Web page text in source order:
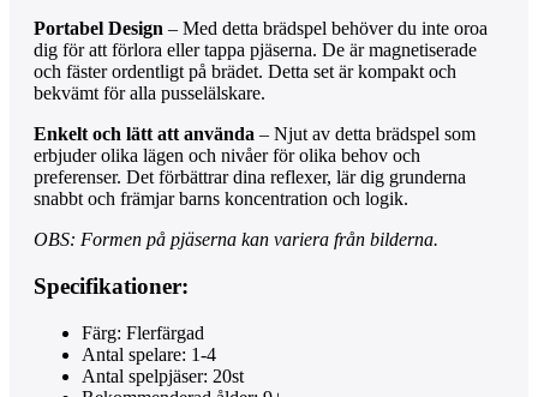
Portabel Design – Med detta brädspel behöver du inte oroa
dig för att förlora eller tappa pjäserna. De är magnetiserade
och fäster ordentligt på brädet. Detta set är kompakt och
bekvämt för alla pusselälskare.
Enkelt och lätt att använda – Njut av detta brädspel som
erbjuder olika lägen och nivåer för olika behov och
preferenser. Det förbättrar dina reflexer, lär dig grunderna
snabbt och främjar barns koncentration och logik.
OBS: Formen på pjäserna kan variera från bilderna.
Specifikationer:
Färg: Flerfärgad
Antal spelare: 1-4
Antal spelpjäser: 20st